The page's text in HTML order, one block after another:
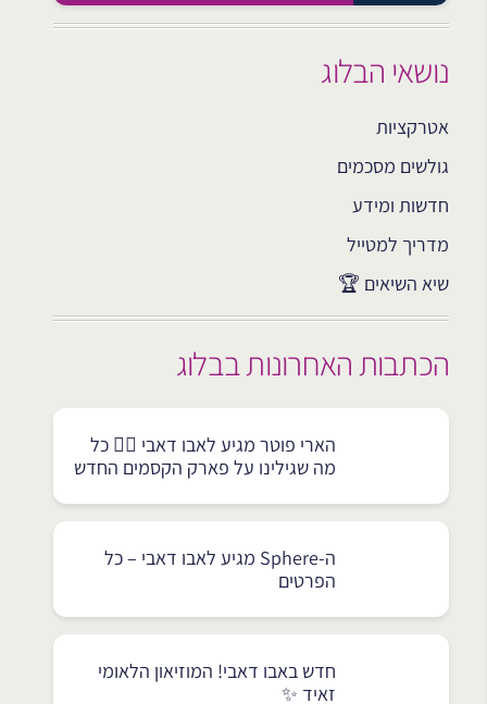
נושאי הבלוג
אטרקציות
גולשים מסכמים
חדשות ומידע
מדריך למטייל
שיא השיאים 🏆
הכתבות האחרונות בבלוג
הארי פוטר מגיע לאבו דאבי 🧙‍♂️ כל
מה שגילינו על פארק הקסמים החדש
ה-Sphere מגיע לאבו דאבי – כל
הפרטים
חדש באבו דאבי! המוזיאון הלאומי
זאיד ✨